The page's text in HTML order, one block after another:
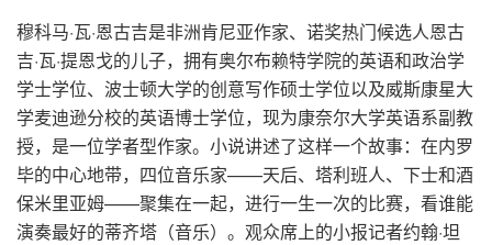
穆科马·瓦·恩古吉是非洲肯尼亚作家、诺奖热门候选人恩古
吉·瓦·提恩戈的儿子，拥有奥尔布赖特学院的英语和政治学
学士学位、波士顿大学的创意写作硕士学位以及威斯康星大
学麦迪逊分校的英语博士学位，现为康奈尔大学英语系副教
授，是一位学者型作家。小说讲述了这样一个故事：在内罗
毕的中心地带，四位音乐家——天后、塔利班人、下士和酒
保米里亚姆——聚集在一起，进行一生一次的比赛，看谁能
演奏最好的蒂齐塔（音乐）。观众席上的小报记者约翰·坦